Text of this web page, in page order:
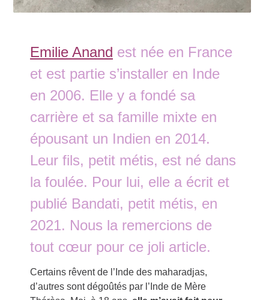
Emilie Anand est née en France
et est partie s’installer en Inde
en 2006. Elle y a fondé sa
carrière et sa famille mixte en
épousant un Indien en 2014.
Leur fils, petit métis, est né dans
la foulée. Pour lui, elle a écrit et
publié Bandati, petit métis, en
2021. Nous la remercions de
tout cœur pour ce joli article.
Certains rêvent de l’Inde des maharadjas,
d’autres sont dégoûtés par l’Inde de Mère